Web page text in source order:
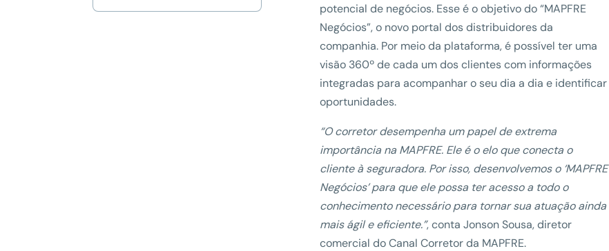
potencial de negócios. Esse é o objetivo do “MAPFRE
Negócios”, o novo portal dos distribuidores da
companhia. Por meio da plataforma, é possível ter uma
visão 360º de cada um dos clientes com informações
integradas para acompanhar o seu dia a dia e identificar
oportunidades.
“O corretor desempenha um papel de extrema
importância na MAPFRE. Ele é o elo que conecta o
cliente à seguradora. Por isso, desenvolvemos o ‘MAPFRE
Negócios’ para que ele possa ter acesso a todo o
conhecimento necessário para tornar sua atuação ainda
mais ágil e eficiente.”, conta Jonson Sousa, diretor
comercial do Canal Corretor da MAPFRE.